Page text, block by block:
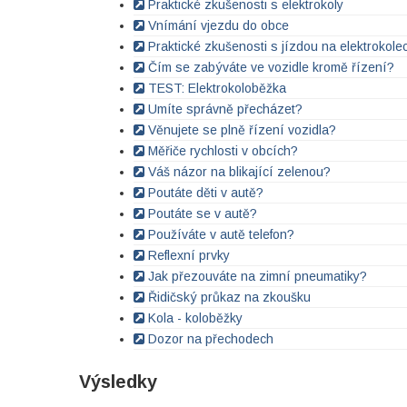
Praktické zkušenosti s elektrokoly
Vnímání vjezdu do obce
Praktické zkušenosti s jízdou na
Čím se zabýváte ve vozidle kromě řízení?
TEST: Elektrokoloběžka
Umíte správně přecházet?
Věnujete se plně řízení vozidla?
Měřiče rychlosti v obcích?
Váš názor na blikající zelenou?
Poutáte děti v autě?
Poutáte se v autě?
Používáte v autě telefon?
Reflexní prvky
Jak přezouváte na zimní pneumatiky?
Řidičský průkaz na zkoušku
Kola - koloběžky
Dozor na přechodech
Výsledky